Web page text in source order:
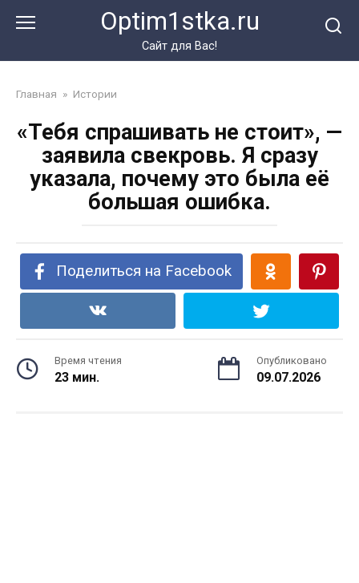
Optim1stka.ru
Сайт для Вас!
Главная » Истории
«Тебя спрашивать не стоит», —
заявила свекровь. Я сразу
указала, почему это была её
большая ошибка.
Поделиться на Facebook
Время чтения
23 мин.
Опубликовано
09.07.2026